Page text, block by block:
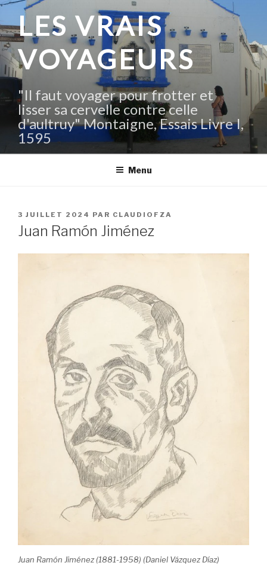
Aller
contenu
principal
LES VRAIS
VOYAGEURS
"Il faut voyager pour frotter et
lisser sa cervelle contre celle
d'aultruy" Montaigne, Essais Livre I,
1595
Menu
PUBLIÉ
LE
3 JUILLET 2024 PAR CLAUDIOFZA
Juan Ramón Jiménez
Juan Ramón Jiménez (1881-1958) (Daniel Vázquez Díaz)